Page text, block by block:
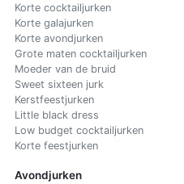
Korte cocktailjurken
Korte galajurken
Korte avondjurken
Grote maten cocktailjurken
Moeder van de bruid
Sweet sixteen jurk
Kerstfeestjurken
Little black dress
Low budget cocktailjurken
Korte feestjurken
Avondjurken